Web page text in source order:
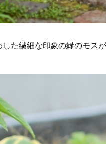
た繊細な印象の緑のモス